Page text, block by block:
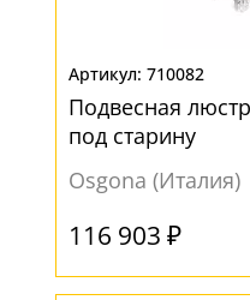
доставка 710082
Подвесная
под старину
Osgona (Италия)
116 903 ₽